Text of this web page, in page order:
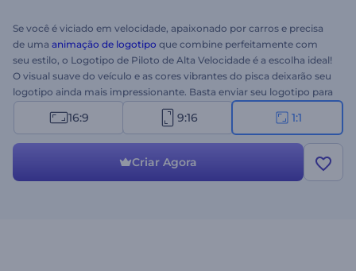
Se você é viciado em velocidade, apaixonado por carros e precisa
de uma animação de logotipo que combine perfeitamente com
seu estilo, o Logotipo de Piloto de Alta Velocidade é a escolha ideal!
O visual suave do veículo e as cores vibrantes do pisca deixarão seu
logotipo ainda mais impressionante. Basta enviar seu logotipo para
criar a animação mais eficaz de todos os tempos. Perfeito para
comerciais de TV, canais do YouTube, aberturas de apresentações e
versão quadrada. 3...2...1...Já!
16:9 9:16 1:1
Criar Agora